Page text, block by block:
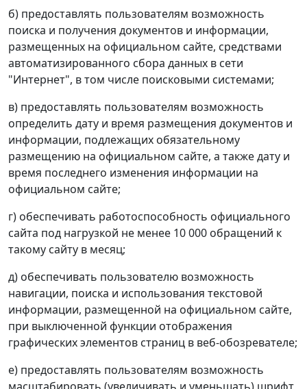
б) предоставлять пользователям возможность
поиска и получения документов и информации,
размещенных на официальном сайте, средствами
автоматизированного сбора данных в сети
"Интернет", в том числе поисковыми системами;
в) предоставлять пользователям возможность
определить дату и время размещения документов и
информации, подлежащих обязательному
размещению на официальном сайте, а также дату и
время последнего изменения информации на
официальном сайте;
г) обеспечивать работоспособность официального
сайта под нагрузкой не менее 10 000 обращений к
такому сайту в месяц;
д) обеспечивать пользователю возможность
навигации, поиска и использования текстовой
информации, размещенной на официальном сайте,
при выключенной функции отображения
графических элементов страниц в веб-обозревателе;
е) предоставлять пользователям возможность